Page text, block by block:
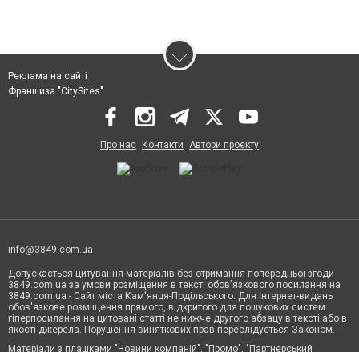
Реклама на сайті
Франшиза "CitySites"
Про нас Контакти Автори проєкту
info@3849.com.ua
Допускається цитування матеріалів без отримання попередньої згоди
3849.com.ua за умови розміщення в тексті обов'язкового посилання на
3849.com.ua - Сайт міста Кам'янця-Подільського. Для інтернет-видань
обов'язкове розміщення прямого, відкритого для пошукових систем
гіперпосилання на цитовані статті не нижче другого абзацу в тексті або в
якості джерела. Порушення виняткових прав переслідується Законом.
Матеріали з плашками "Новини компаній", "Промо", "Партнерський